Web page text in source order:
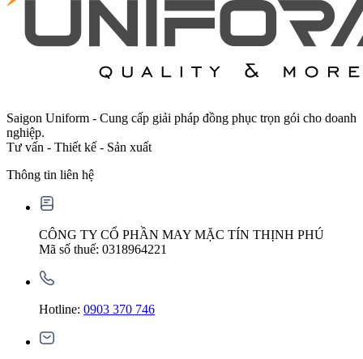
Saigon Uniform - Cung cấp giải pháp đồng phục trọn gói cho doanh
nghiệp.
Tư vấn - Thiết kế - Sản xuất
Thông tin liên hệ
CÔNG TY CỔ PHẦN MAY MẶC TÍN THỊNH PHÚ
Mã số thuế: 0318964221
Hotline: 0903 370 746